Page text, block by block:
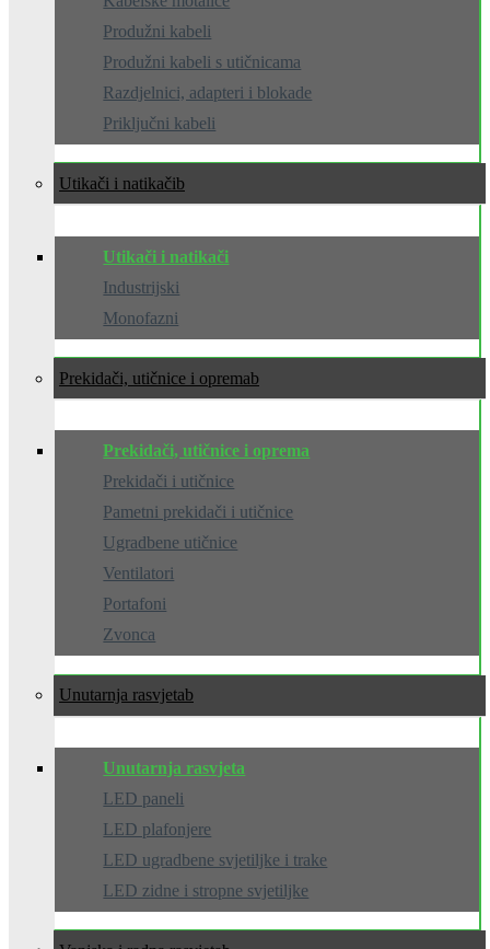
Produžni kabeli
Produžni kabeli s utičnicama
Razdjelnici, adapteri i blokade
Priključni kabeli
Utikači i natikači
Utikači i natikači
Industrijski
Monofazni
Prekidači, utičnice i oprema
Prekidači, utičnice i oprema
Prekidači i utičnice
Pametni prekidači i utičnice
Ugradbene utičnice
Ventilatori
Portafoni
Zvonca
Unutarnja rasvjeta
Unutarnja rasvjeta
LED paneli
LED plafonjere
LED ugradbene svjetiljke i trake
LED zidne i stropne svjetiljke